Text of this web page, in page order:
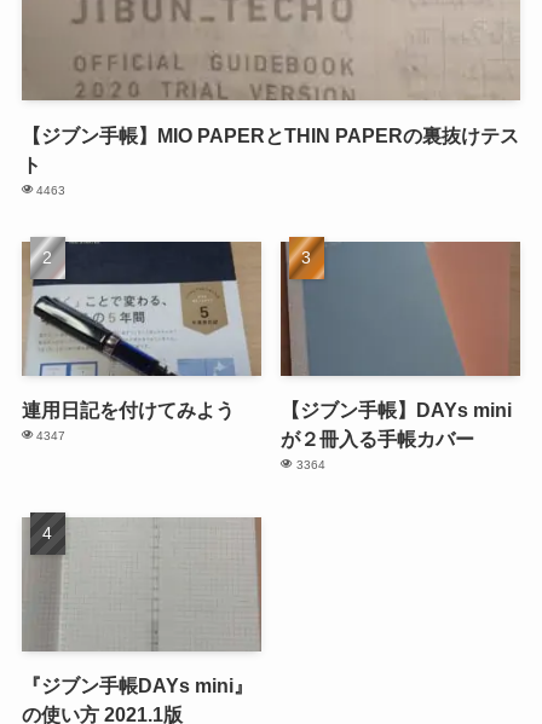
【ジブン手帳】MIO PAPERとTHIN PAPERの裏抜けテス
ト
4463
連用日記を付けてみよう
4347
【ジブン手帳】DAYs mini
が２冊入る手帳カバー
3364
『ジブン手帳DAYs mini』
の使い方 2021.1版